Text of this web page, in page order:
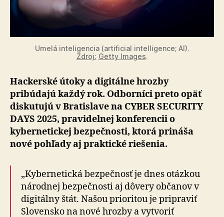
Umelá inteligencia (artificial intelligence; AI).
Zdroj: Getty Images.
Hackerské útoky a digitálne hrozby
pribúdajú každý rok. Odborníci preto opäť
diskutujú v Bratislave na CYBER SECURITY
DAYS 2025, pravidelnej konferencii o
kybernetickej bezpečnosti, ktorá prináša
nové pohľady aj praktické riešenia.
„Kybernetická bezpečnosť je dnes otázkou
národnej bezpečnosti aj dôvery občanov v
digitálny štát. Našou prioritou je pripraviť
Slovensko na nové hrozby a vytvoriť